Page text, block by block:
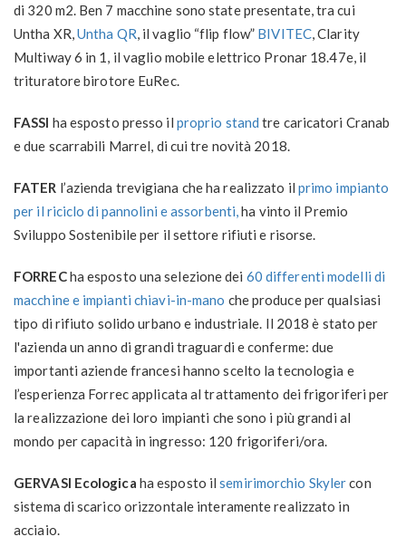
di 320 m2. Ben 7 macchine sono state presentate, tra cui
Untha XR,Untha QR, il vaglio “flip flow” BIVITEC, Clarity
Multiway 6 in 1, il vaglio mobile elettrico Pronar 18.47e, il
trituratore birotore EuRec.
FASSI ha esposto presso il proprio stand tre caricatori Cranab
e due scarrabili Marrel, di cui tre novità 2018.
FATER l’azienda trevigiana che ha realizzato il primo impianto
per il riciclo di pannolini e assorbenti,ha vinto il Premio
Sviluppo Sostenibile per il settore rifiuti e risorse.
FORRECha esposto una selezione dei 60 differenti modelli di
macchine e impianti chiavi-in-mano che produce per qualsiasi
tipo di rifiuto solido urbano e industriale. Il 2018 è stato per
l'azienda un anno di grandi traguardi e conferme: due
importanti aziende francesi hanno scelto la tecnologia e
l’esperienza Forrec applicata al trattamento dei frigoriferi per
la realizzazione dei loro impianti che sono i più grandi al
mondo per capacità in ingresso: 120 frigoriferi/ora.
GERVASI Ecologica ha esposto il semirimorchio Skylercon
sistema di scarico orizzontale interamente realizzato in
acciaio.